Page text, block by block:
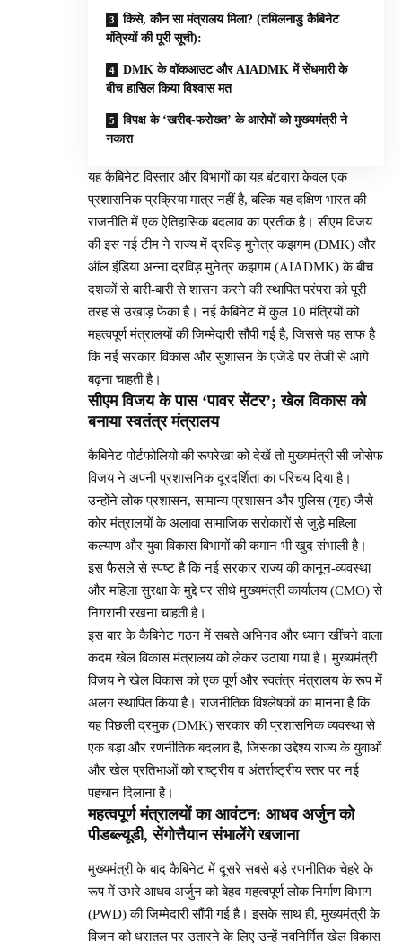
किसे, कौन सा मंत्रालय मिला? (तमिलनाडु कैबिनेट
मंत्रियों की पूरी सूची):
DMK के वॉकआउट और AIADMK में सेंधमारी के
बीच हासिल किया विश्वास मत
विपक्ष के ‘खरीद-फरोख्त’ के आरोपों को मुख्यमंत्री ने
नकारा
यह कैबिनेट विस्तार और विभागों का यह बंटवारा केवल एक
प्रशासनिक प्रक्रिया मात्र नहीं है, बल्कि यह दक्षिण भारत की
राजनीति में एक ऐतिहासिक बदलाव का प्रतीक है। सीएम विजय
की इस नई टीम ने राज्य में द्रविड़ मुनेत्र कझगम (DMK) और
ऑल इंडिया अन्ना द्रविड़ मुनेत्र कझगम (AIADMK) के बीच
दशकों से बारी-बारी से शासन करने की स्थापित परंपरा को पूरी
तरह से उखाड़ फेंका है। नई कैबिनेट में कुल 10 मंत्रियों को
महत्वपूर्ण मंत्रालयों की जिम्मेदारी सौंपी गई है, जिससे यह साफ है
कि नई सरकार विकास और सुशासन के एजेंडे पर तेजी से आगे
बढ़ना चाहती है।
सीएम विजय के पास ‘पावर सेंटर’; खेल विकास को
बनाया स्वतंत्र मंत्रालय
कैबिनेट पोर्टफोलियो की रूपरेखा को देखें तो मुख्यमंत्री सी जोसेफ
विजय ने अपनी प्रशासनिक दूरदर्शिता का परिचय दिया है।
उन्होंने लोक प्रशासन, सामान्य प्रशासन और पुलिस (गृह) जैसे
कोर मंत्रालयों के अलावा सामाजिक सरोकारों से जुड़े महिला
कल्याण और युवा विकास विभागों की कमान भी खुद संभाली है।
इस फैसले से स्पष्ट है कि नई सरकार राज्य की कानून-व्यवस्था
और महिला सुरक्षा के मुद्दे पर सीधे मुख्यमंत्री कार्यालय (CMO) से
निगरानी रखना चाहती है।
इस बार के कैबिनेट गठन में सबसे अभिनव और ध्यान खींचने वाला
कदम खेल विकास मंत्रालय को लेकर उठाया गया है। मुख्यमंत्री
विजय ने खेल विकास को एक पूर्ण और स्वतंत्र मंत्रालय के रूप में
अलग स्थापित किया है। राजनीतिक विश्लेषकों का मानना है कि
यह पिछली द्रमुक (DMK) सरकार की प्रशासनिक व्यवस्था से
एक बड़ा और रणनीतिक बदलाव है, जिसका उद्देश्य राज्य के युवाओं
और खेल प्रतिभाओं को राष्ट्रीय व अंतर्राष्ट्रीय स्तर पर नई
पहचान दिलाना है।
महत्वपूर्ण मंत्रालयों का आवंटन: आधव अर्जुन को
पीडब्ल्यूडी, सेंगोत्तैयान संभालेंगे खजाना
मुख्यमंत्री के बाद कैबिनेट में दूसरे सबसे बड़े रणनीतिक चेहरे के
रूप में उभरे आधव अर्जुन को बेहद महत्वपूर्ण लोक निर्माण विभाग
(PWD) की जिम्मेदारी सौंपी गई है। इसके साथ ही, मुख्यमंत्री के
विजन को धरातल पर उतारने के लिए उन्हें नवनिर्मित खेल विकास